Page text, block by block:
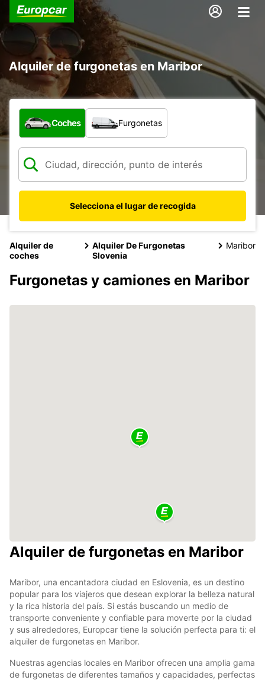
Alquiler de furgonetas en Maribor
¿Qué tipo de vehículo?
Coches Furgonetas
Selecciona el lugar de recogida
Alquiler de
coches
Alquiler De Furgonetas
Slovenia
Maribor
Furgonetas y camiones en Maribor
Alquiler de furgonetas en Maribor
Maribor, una encantadora ciudad en Eslovenia, es un destino
popular para los viajeros que desean explorar la belleza natural
y la rica historia del país. Si estás buscando un medio de
transporte conveniente y confiable para moverte por la ciudad
y sus alrededores, Europcar tiene la solución perfecta para ti: el
alquiler de furgonetas en Maribor.
Nuestras agencias locales en Maribor ofrecen una amplia gama
de furgonetas de diferentes tamaños y capacidades, perfectas